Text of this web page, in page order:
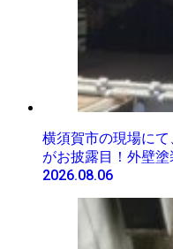
横須賀市の現場に
がお披露目！外壁塗
2026.08.06